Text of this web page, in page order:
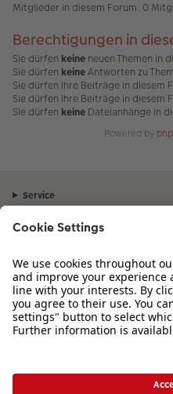
a
g
Mitglieder in diesem Forum: 0
Berechtigungen in
Sie dürfen keine neuen Themen in
Sie dürfen keineAntworten zu
Sie dürfen Ihre Beiträge in diesem
Sie dürfen Ihre Beiträge in diesem
Sie dürfen keine Dateianhänge in
Powered by
Service
Sortiment
Inspiration